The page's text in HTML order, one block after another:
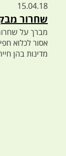
15.04.18
שחרור
מברך על
אסור לכלוא
מדינות בהן